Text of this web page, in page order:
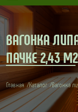
ВАГОНКА
ПАЧКЕ 2,43
Главная Каталог Вагонка